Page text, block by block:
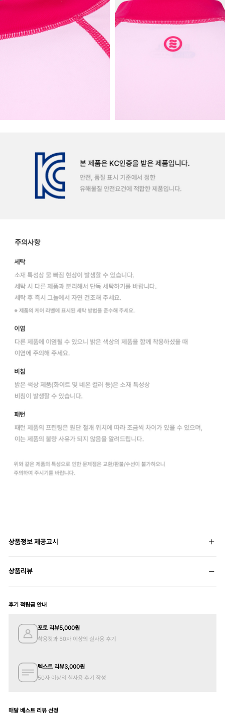
상품정보 제공고시
상품리뷰
후기 적립금 안내
포토 리뷰5,000원
착용컷과 50자 이상의 실사용 후기
텍스트 리뷰3,000원
50자 이상의 실사용 후기 작성
매달 베스트 리뷰 선정